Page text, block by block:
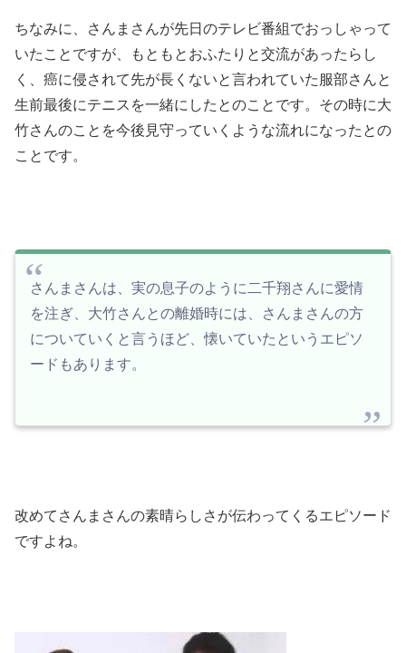
ちなみに、さんまさんが先日のテレビ番組でおっしゃって
いたことですが、もともとおふたりと交流があったらし
く、癌に侵されて先が長くないと言われていた服部さんと
生前最後にテニスを一緒にしたとのことです。その時に大
竹さんのことを今後見守っていくような流れになったとの
ことです。
さんまさんは、実の息子のように二千翔さんに愛情
を注ぎ、大竹さんとの離婚時には、さんまさんの方
についていくと言うほど、懐いていたというエピソ
ードもあります。
改めてさんまさんの素晴らしさが伝わってくるエピソード
ですよね。